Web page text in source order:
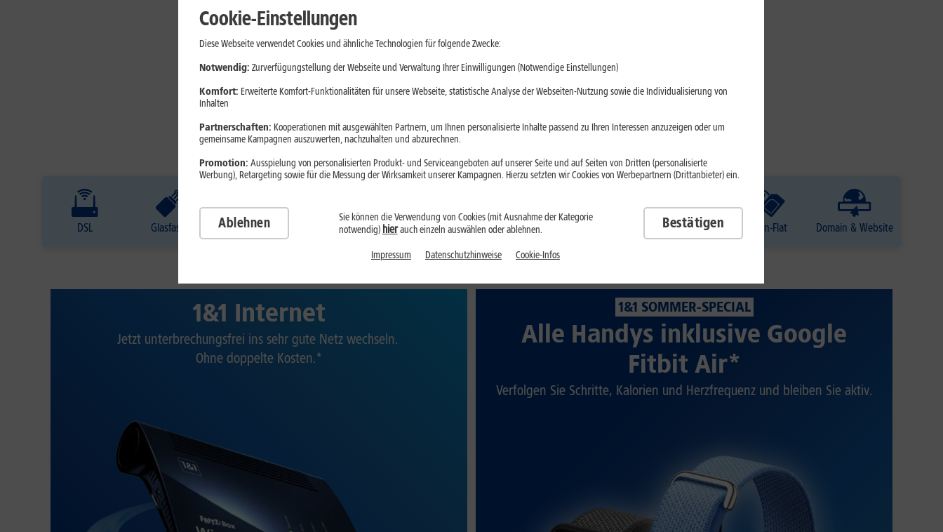
DSL Glasfaser Internet Handys Mobilfunk-Tarife Laptops TV Daten-Flat Domain & Website
1&1 Internet
Jetzt unterbrechungsfrei ins sehr gute Netz wechseln.
Ohne doppelte Kosten.*
1&1 SOMMER-SPECIAL
Alle Handys inklusive Google
Fitbit Air*
Verfolgen Sie Schritte, Kalorien und Herzfrequenz und bleiben Sie aktiv.
Cookie-Einstellungen
Diese Webseite verwendet Cookies und ähnliche Technologien für folgende Zwecke:
Notwendig: Zurverfügungstellung der Webseite und Verwaltung Ihrer Einwilligungen (Notwendige Einstellungen)
Komfort: Erweiterte Komfort-Funktionalitäten für unsere Webseite, statistische Analyse der Webseiten-Nutzung sowie die Individualisierung von
Inhalten
Partnerschaften: Kooperationen mit ausgewählten Partnern, um Ihnen personalisierte Inhalte passend zu Ihren Interessen anzuzeigen oder um
gemeinsame Kampagnen auszuwerten, nachzuhalten und abzurechnen.
Promotion: Ausspielung von personalisierten Produkt- und Serviceangeboten auf unserer Seite und auf Seiten von Dritten (personalisierte
Werbung), Retargeting sowie für die Messung der Wirksamkeit unserer Kampagnen. Hierzu setzten wir Cookies von Werbepartnern (Drittanbieter) ein.
Ablehnen
Sie können die Verwendung von Cookies (mit Ausnahme der Kategorie
notwendig) hierauch einzeln auswählen oder ablehnen. Bestätigen
Impressum Datenschutzhinweise Cookie-Infos